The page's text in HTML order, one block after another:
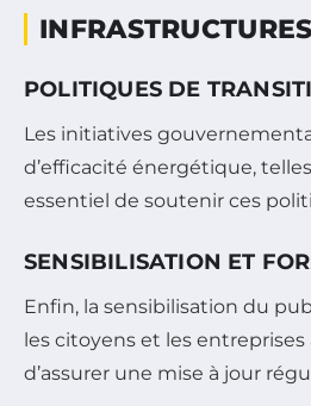
POLITIQUES DE
Les initiatives
d’efficacité énergétique,
essentiel de soutenir ces
SENSIBILISATION ET
Enfin, la sensibilisation du
les citoyens et les
d’assurer une mise à jour